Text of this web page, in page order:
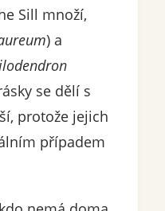
Sill množí,
) a
se dělí s
protože jejich
případem